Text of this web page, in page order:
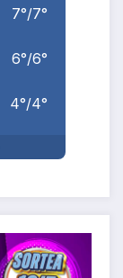
7°/7°
6°/6°
4°/4°